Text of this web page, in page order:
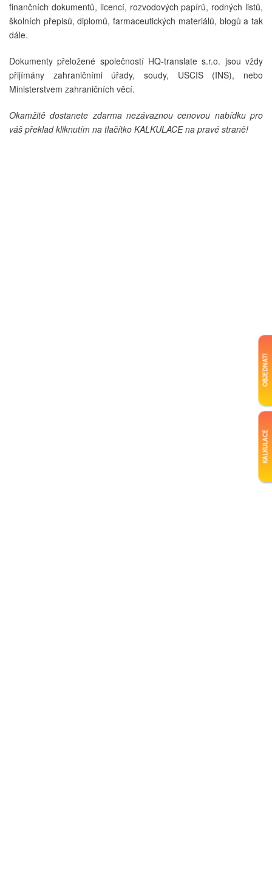
finančních dokumentů, licencí, rozvodových papírů, rodných listů,
školních přepisů, diplomů, farmaceutických materiálů, blogů a tak
dále.
Dokumenty přeložené společností HQ-translate s.r.o. jsou vždy
přijímány zahraničními úřady, soudy, USCIS (INS), nebo
Ministerstvem zahraničních věcí.
Okamžitě dostanete zdarma nezávaznou cenovou nabídku pro
váš překlad kliknutím na tlačítko KALKULACE na pravé straně!
KALKULACE
OBJEDNAT!